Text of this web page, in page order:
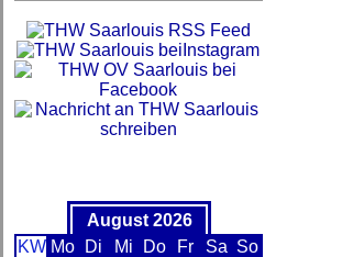
August 2026
KW Mo Di Mi Do Fr Sa So